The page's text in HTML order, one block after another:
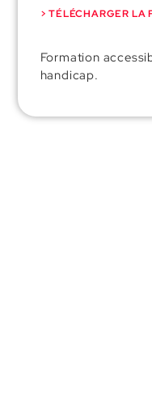
> TÉLÉCHARGER LA
Formation
handicap.